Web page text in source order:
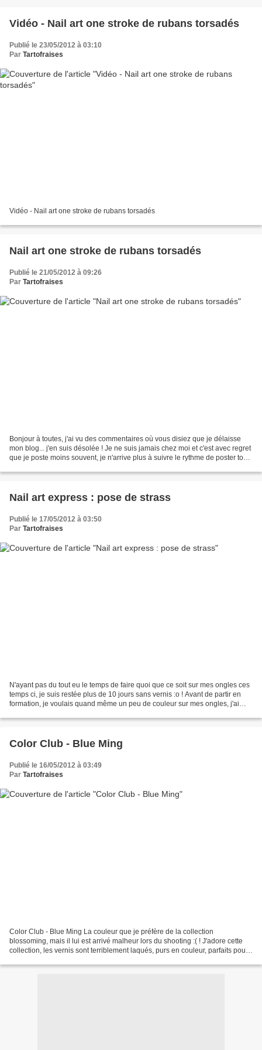
Vidéo - Nail art one stroke de rubans torsadés
Publié le 23/05/2012 à 03:10
Par Tartofraises
Vidéo - Nail art one stroke de rubans torsadés
Nail art one stroke de rubans torsadés
Publié le 21/05/2012 à 09:26
Par Tartofraises
Bonjour à toutes, j'ai vu des commentaires où vous disiez que je délaisse
mon blog... j'en suis désolée ! Je ne suis jamais chez moi et c'est avec regret
que je poste moins souvent, je n'arrive plus à suivre le rythme de poster tous
Nail art express : pose de strass
Publié le 17/05/2012 à 03:50
Par Tartofraises
N'ayant pas du tout eu le temps de faire quoi que ce soit sur mes ongles ces
temps ci, je suis restée plus de 10 jours sans vernis :o ! Avant de partir en
formation, je voulais quand même un peu de couleur sur mes ongles, j'ai
Color Club - Blue Ming
Publié le 16/05/2012 à 03:49
Par Tartofraises
Color Club - Blue Ming La couleur que je préfère de la collection
blossoming, mais il lui est arrivé malheur lors du shooting :( ! J'adore cette
collection, les vernis sont terriblement laqués, purs en couleur, parfaits pour